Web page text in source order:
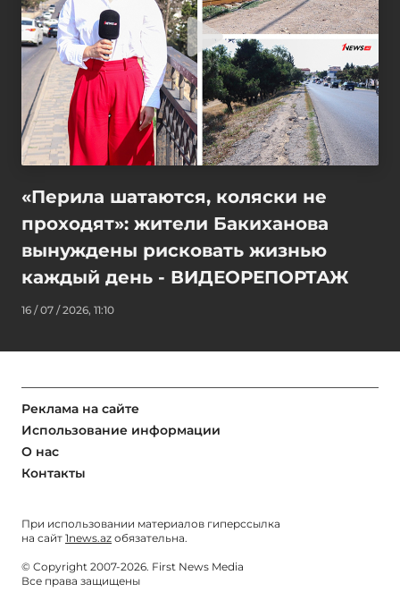
«Перила шатаются, коляски не
проходят»: жители Бакиханова
вынуждены рисковать жизнью
каждый день - ВИДЕОРЕПОРТАЖ
16 / 07 / 2026, 11:10
Реклама на сайте
Использование информации
О нас
Контакты
При использовании материалов гиперссылка
на сайт 1news.az обязательна.
© Copyright 2007-2026. First News Media
Все права защищены